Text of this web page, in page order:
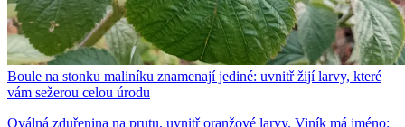
Boule na stonku maliníku znamenají jediné: uvnitř žijí larvy, které
vám sežerou celou úrodu
Oválná zduřenina na prutu, uvnitř oranžové larvy. Viník má jméno: